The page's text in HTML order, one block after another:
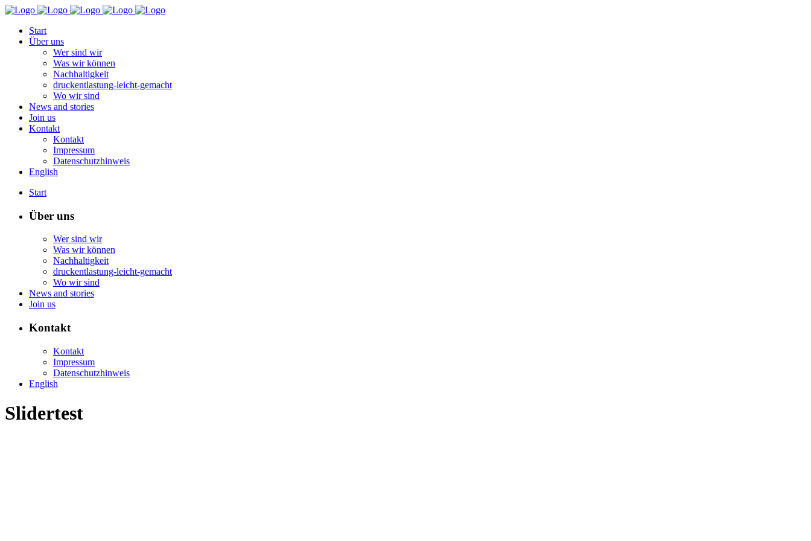
Start
Über uns
Wer sind wir
Was wir können
Nachhaltigkeit
druckentlastung-leicht-gemacht
Wo wir sind
News and stories
Join us
Kontakt
Kontakt
Impressum
Datenschutzhinweis
English
Start
Über uns
Wer sind wir
Was wir können
Nachhaltigkeit
druckentlastung-leicht-gemacht
Wo wir sind
News and stories
Join us
Kontakt
Kontakt
Impressum
Datenschutzhinweis
English
Slidertest